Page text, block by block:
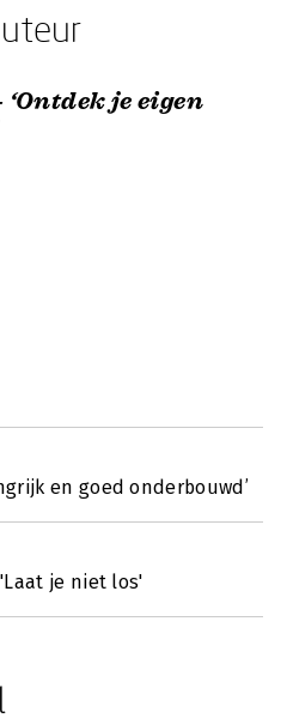
je eigen
en goed onderbouwd’
je niet los'